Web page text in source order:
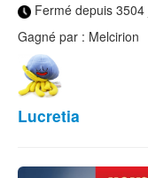
Fermé depuis 3504
Gagné par : Melcirion
Lucretia